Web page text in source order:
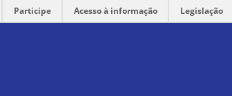
Participe Acesso à informação Legislação